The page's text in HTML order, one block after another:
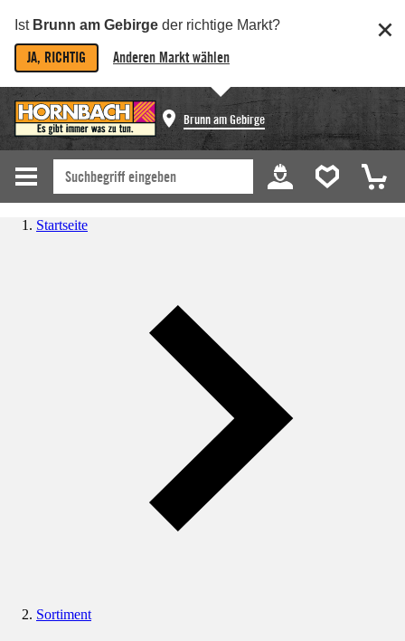
Ist Brunn am Gebirge der richtige Markt?
JA, RICHTIG Anderen Markt wählen
Brunn am Gebirge
Startseite
Sortiment